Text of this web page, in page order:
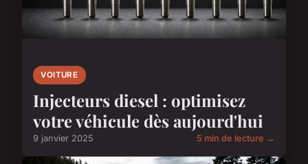
VOITURE
Injecteurs diesel : optimisez
votre véhicule dès aujourd'hui
9 janvier 2025 5 min de lecture →